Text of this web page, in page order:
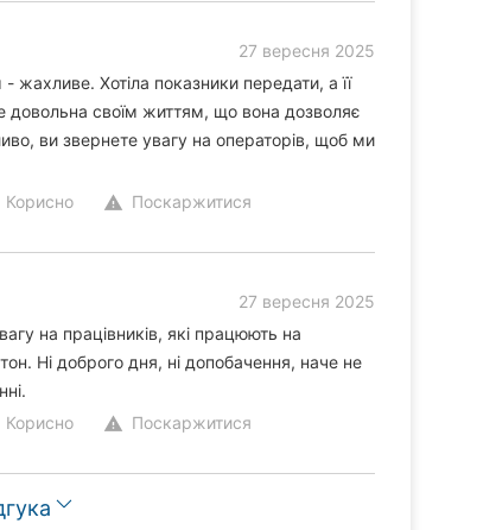
27 вересня 2025
Хотіла показники передати, а її
довольна своїм життям, що вона дозволяє
ви звернете увагу на операторів, щоб ми
Корисно warning Поскаржитися
27 вересня 2025
на працівників, які працюють на
Ні доброго дня, ні допобачення, наче не
Корисно warning Поскаржитися